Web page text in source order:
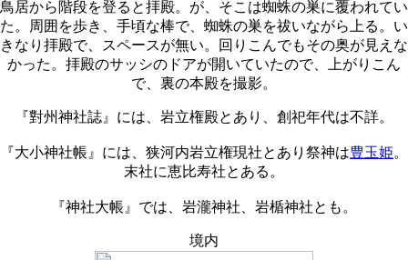
鳥居から階段を登ると拝殿。が、そこは蜘蛛の巣に覆われてい
た。周囲を歩き、手頃な棒で、蜘蛛の巣を祓いながら上る。い
きなり拝殿で、スペースが無い。回りこんでもその奥が見えな
かった。拝殿のサッシのドアが開いていたので、上がりこん
で、裏の本殿を撮影。
『對州神社誌』には、岩立権殿とあり、創祀年代は不詳。
『大小神社帳』には、狭河内岩立権現社とあり祭神は豊玉姫。
末社に恵比寿社とある。
『神社大帳』では、岩瀧神社、岩楯神社とも。
境内